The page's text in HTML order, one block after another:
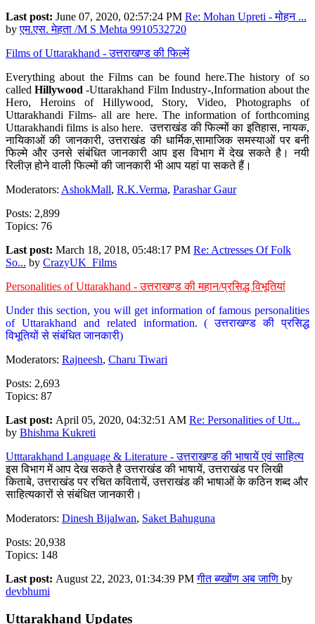
Last post: June 07, 2020, 02:57:24 PM Re: Mohan Upreti - मोहन ...
byएम.एस. मेहता /M S Mehta 9910532720
Films of Uttarakhand - उत्तराखण्ड की फिल्में
Everything about the Films can be found here.The history of so
calledHillywood-Uttarakhand Film Industry-,Information about the
Hero, Heroins of Hillywood, Story, Video, Photographs of
Uttarakhandi Films- all are here. The information of forthcoming
Uttarakhandi films is also here. उत्तराखंड की फिल्मों का इतिहास, नायक,
नायिकाओं की जानकारी, उत्तराखंड की धार्मिक,सामाजिक समस्याओं पर बनी
फिल्मे और उनसे संबंधित जानकारी आप इस विभाग में देख सकते है। नयी
रिलीज़ होने वाली फिल्मों की जानकारी भी आप यहां पा सकते हैं।
Moderators: AshokMall, R.K.Verma, Parashar Gaur
Posts: 2,899
Topics: 76
Last post: March 18, 2018, 05:48:17 PM Re: Actresses Of Folk
So... by CrazyUK_Films
Personalities of Uttarakhand - उत्तराखण्ड की महान/प्रसिद्ध विभूतियां
Under this section, you will get information of famous personalities
of Uttarakhand and related information. ( उत्तराखण्ड की प्रसिद्ध
विभूतियों से संबंधित जानकारी)
Moderators: Rajneesh, Charu Tiwari
Posts: 2,693
Topics: 87
Last post: April 05, 2020, 04:32:51 AM Re: Personalities of Utt...
by Bhishma Kukreti
Utttarakhand Language & Literature - उत्तराखण्ड की भाषायें एवं साहित्य
इस विभाग में आप देख सकते है उत्तराखंड की भाषायें, उत्तराखंड पर लिखी
किताबे, उत्तराखंड पर रचित कवितायें, उत्तराखंड की भाषाओं के कठिन शब्द और
साहित्यकारों से संबंधित जानकारी।
Moderators: Dinesh Bijalwan, Saket Bahuguna
Posts: 20,938
Topics: 148
Last post: August 22, 2023, 01:34:39 PMगीत ब्य्खोंण अब जाणि by
devbhumi
Uttarakhand Updates